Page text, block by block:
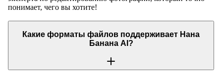
понимает, чего вы хотите!
Какие форматы файлов поддерживает Нана
Банана AI?